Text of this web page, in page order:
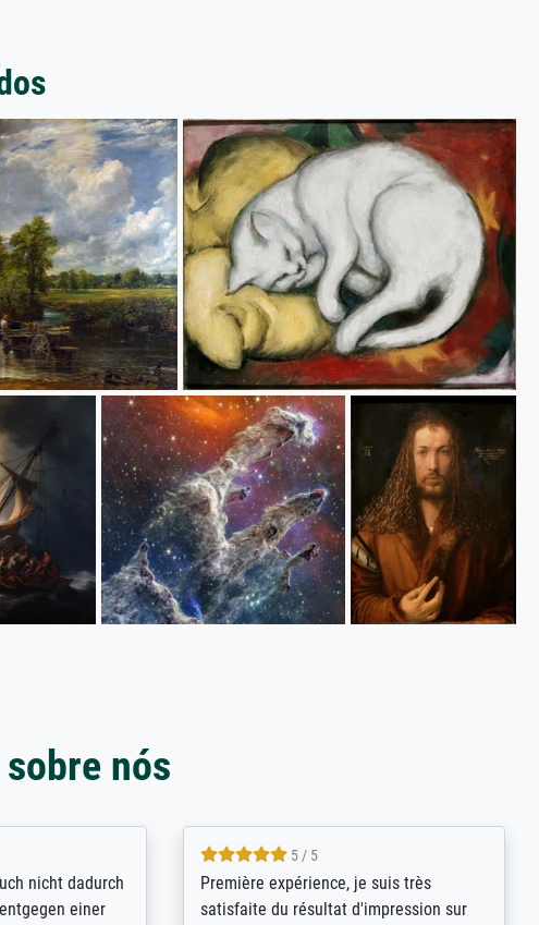
nós
Man kann sich
wie z.B.:
4.8 / 5
Qualité absolument irréprochable.
Extraordinaire diversité des thèmes